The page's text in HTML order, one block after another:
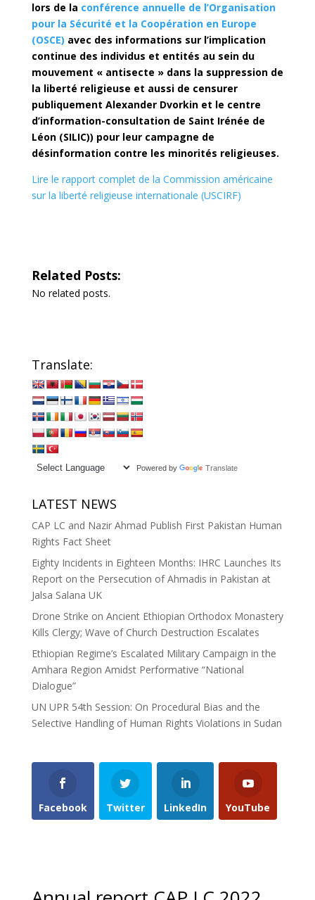
lors de la conférence annuelle de l’Organisation
pour la Sécurité et la Coopération en Europe
(OSCE) avec des informations sur l’implication
continue des individus et entités au sein du
mouvement « antisecte » dans la suppression de
la liberté religieuse et aussi de censurer
publiquement Alexander Dvorkin et le centre
d’information-consultation de Saint Irénée de
Léon (SILIC)) pour leur campagne de
désinformation contre les minorités religieuses.
Lire le rapport complet de la Commission américaine
sur la liberté religieuse internationale (USCIRF)
Related Posts:
No related posts.
Translate:
Powered by Translate
LATEST NEWS
CAP LC and Nazir Ahmad Publish First Pakistan Human
Rights Fact Sheet
Eighty Incidents in Eighteen Months: IHRC Launches Its
Report on the Persecution of Ahmadis in Pakistan at
Jalsa Salana UK
Drone Strike on Ancient Ethiopian Orthodox Monastery
Kills Clergy; Wave of Church Destruction Escalates
Ethiopian Regime’s Escalated Military Campaign in the
Amhara Region Amidst Performative “National
Dialogue”
UN UPR 54th Session: On Procedural Bias and the
Selective Handling of Human Rights Violations in Sudan
Facebook Twitter LinkedIn YouTube